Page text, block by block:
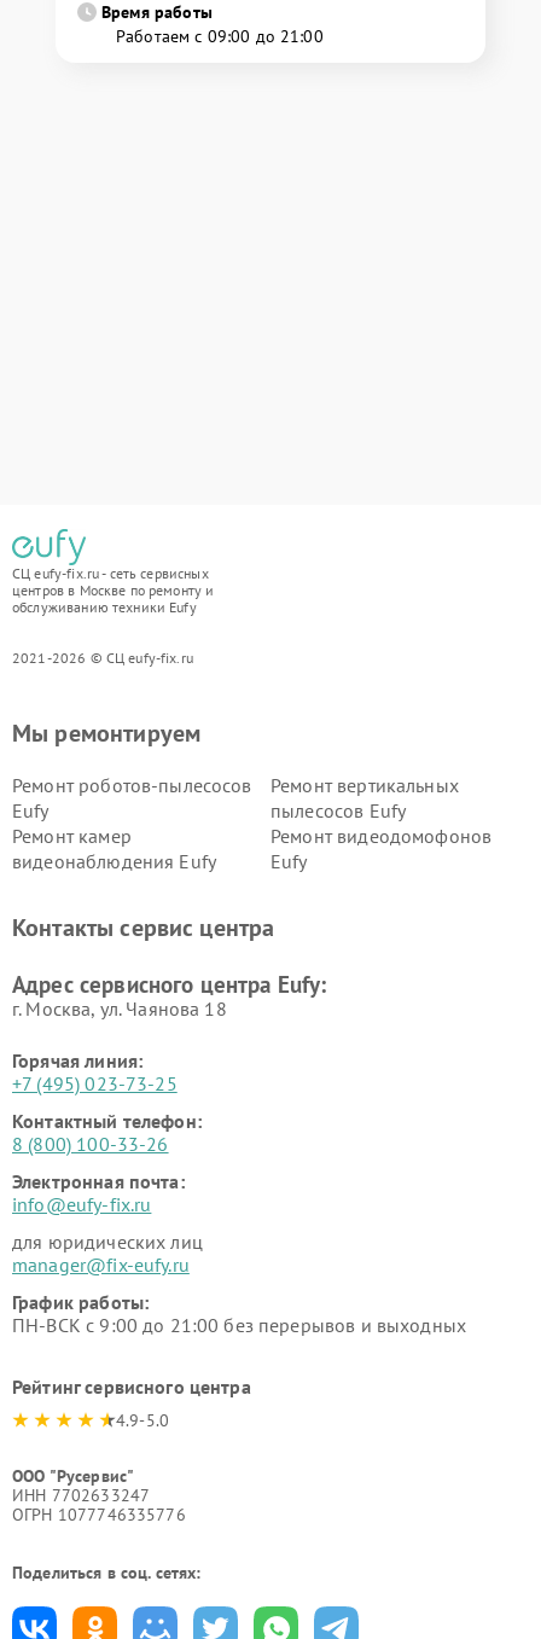
Время работы
Работаем с 09:00 до 21:00
СЦ eufy-fix.ru - сеть сервисных
центров в Москве по ремонту и
обслуживанию техники Eufy
2021-2026 © СЦ eufy-fix.ru
Мы ремонтируем
Ремонт роботов-пылесосов
Eufy
Ремонт вертикальных
пылесосов Eufy
Ремонт камер
видеонаблюдения Eufy
Ремонт видеодомофонов
Eufy
Контакты сервис центра
Адрес сервисного центра Eufy:
г. Москва, ул. Чаянова 18
Горячая линия:
+7 (495) 023-73-25
Контактный телефон:
8 (800) 100-33-26
Электронная почта:
info@eufy-fix.ru
для юридических лиц
manager@fix-eufy.ru
График работы:
ПН-ВСК с 9:00 до 21:00 без перерывов и выходных
Рейтинг сервисного центра
4.9-5.0
ООО "Русервис"
ИНН 7702633247
ОГРН 1077746335776
Поделиться в соц. сетях: